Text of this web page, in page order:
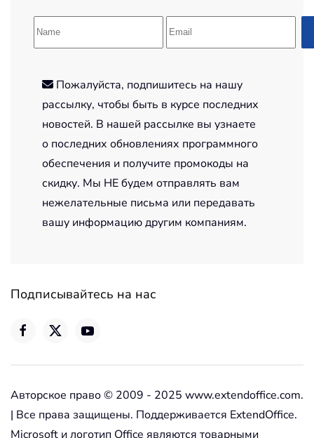
Пожалуйста, подпишитесь на нашу
рассылку, чтобы быть в курсе последних
новостей. В нашей рассылке вы узнаете
о последних обновлениях программного
обеспечения и получите промокоды на
скидку. Мы НЕ будем отправлять вам
нежелательные письма или передавать
вашу информацию другим компаниям.
Подписывайтесь на нас
Авторское право © 2009 - 2025 www.extendoffice.com.
| Все права защищены. Поддерживается ExtendOffice.
Microsoft и логотип Office являются товарными